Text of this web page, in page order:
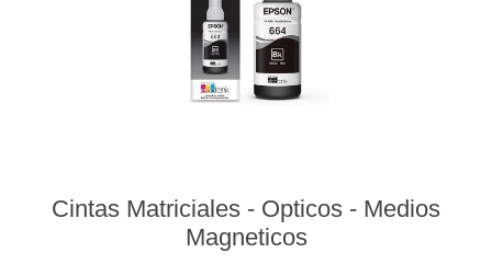
Cintas Matriciales - Opticos - Medios
Magneticos